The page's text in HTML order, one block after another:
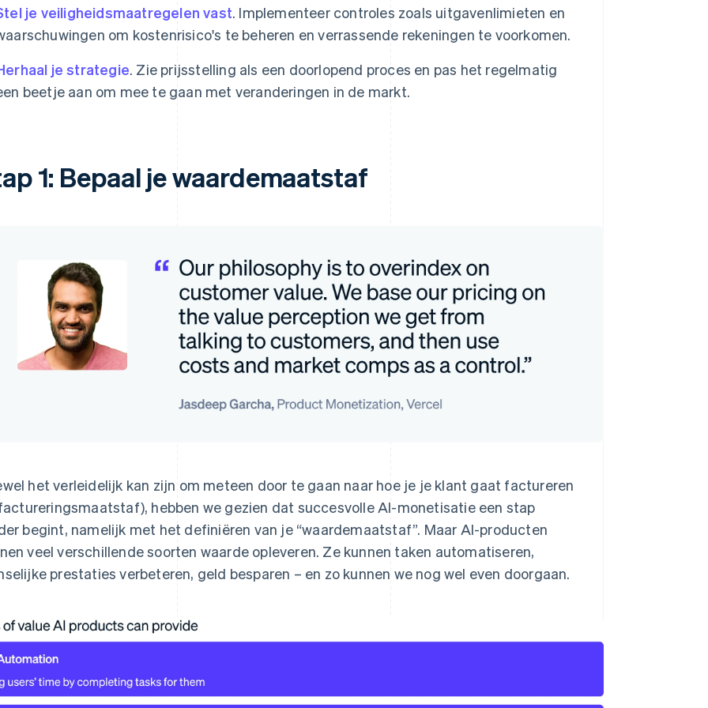
je veiligheidsmaatregelen vast. Implementeer controles zoals uitgavenlimieten en
om kostenrisico's te beheren en verrassende rekeningen te voorkomen.
je strategie. Zie prijsstelling als een doorlopend proces en pas het regelmatig
beetje aan om mee te gaan met veranderingen in de markt.
1: Bepaal je waardemaatstaf
het verleidelijk kan zijn om meteen door te gaan naar hoe je je klant gaat factureren
hebben we gezien dat succesvolle AI-monetisatie een stap
begint, namelijk met het definiëren van je “waardemaatstaf”. Maar AI-producten
veel verschillende soorten waarde opleveren. Ze kunnen taken automatiseren,
prestaties verbeteren, geld besparen – en zo kunnen we nog wel even doorgaan.